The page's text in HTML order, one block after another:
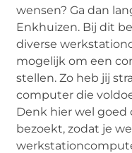
wensen? Ga dan
Enkhuizen. Bij dit
diverse
mogelijk om een
stellen. Zo heb jij
computer die
Denk hier wel goed
bezoekt, zodat je